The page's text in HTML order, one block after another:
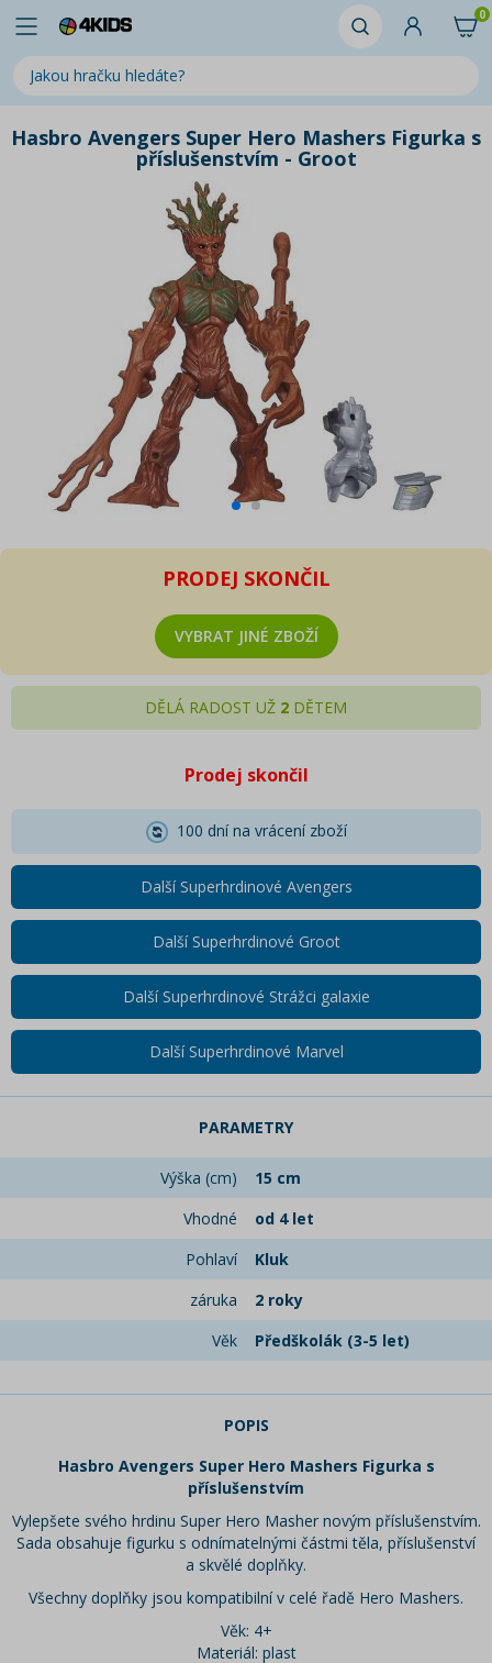
0
Hasbro Avengers Super Hero Mashers Figurka s
příslušenstvím - Groot
PRODEJ SKONČIL
VYBRAT JINÉ ZBOŽÍ
DĚLÁ RADOST UŽ 2 DĚTEM
Prodej skončil
100 dní na vrácení zboží
Další Superhrdinové Avengers
Další Superhrdinové Groot
Další Superhrdinové Strážci galaxie
Další Superhrdinové Marvel
PARAMETRY
Výška (cm)
15 cm
Vhodné
od 4 let
Pohlaví
Kluk
záruka
2 roky
Věk
Předškolák (3-5 let)
POPIS
Hasbro Avengers Super Hero Mashers Figurka s
příslušenstvím
Vylepšete svého hrdinu Super Hero Masher novým příslušenstvím.
Sada obsahuje figurku s odnímatelnými částmi těla, příslušenství
a skvělé doplňky.
Všechny doplňky jsou kompatibilní v celé řadě Hero Mashers.
Věk: 4+
Materiál: plast